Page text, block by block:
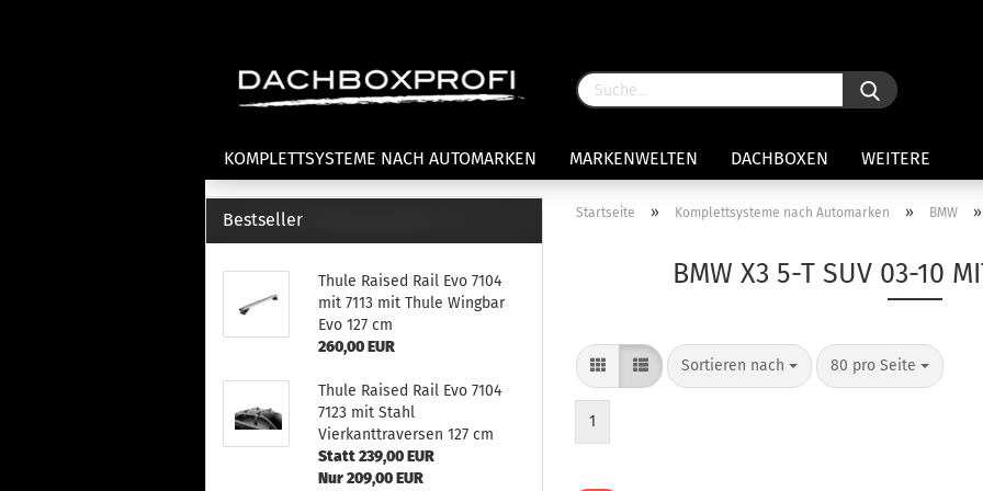
KOMPLETTSYSTEME NACH AUTOMARKEN MARKENWELTEN DACHBOXEN WEITERE
Dachfahrradträger
Heckklappenfahrradträger
Anhängekupplungsträger
Zubehör Fahrradträger
Lastenträgerfüße
Laststreben
Universaltträger Reling
Thule Montagekits 50.. für 7105
Clamp Fußsatz Fahrzeuge mit
Thule Kits 30.. für 753 Fußsatz
Startseite » Komplettsysteme nach Automarken » BMW »
BMW X3 5-T SUV 03-10
Sortieren nach 80 pro Seite
1
Bestseller
Thule Raised Rail Evo 7104
mit 7113 mit Thule Wingbar
Evo 127 cm
260,00 EUR
Thule Raised Rail Evo 7104
7123 mit Stahl
Vierkanttraversen 127 cm
Statt 239,00 EUR
Nur 209,00 EUR